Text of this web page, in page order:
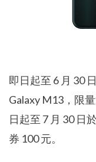
即日起至 6 月 30
Galaxy M13，限
日起至 7 月 30 日
券 100 元。